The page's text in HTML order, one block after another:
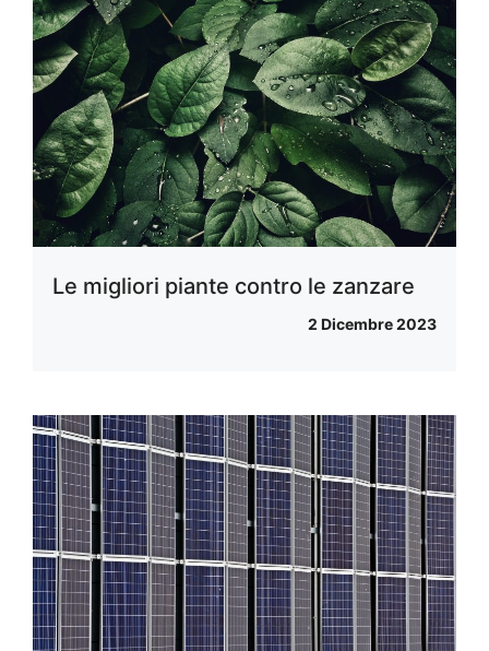
Le migliori piante contro le zanzare
2 Dicembre 2023